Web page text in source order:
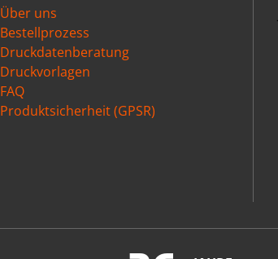
Über uns
Bestellprozess
Druckdatenberatung
Druckvorlagen
FAQ
Produktsicherheit (GPSR)